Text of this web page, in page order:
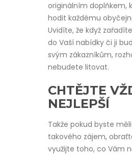
originálním doplňkem,
hodit každému
Uvidíte, že když
do Vaší nabídky či ji
svým zákazníkům,
nebudete litovat.
CHTĚJTE
NEJLEPŠÍ
Takže pokud byste
takového zájem,
využijte toho, co Vám